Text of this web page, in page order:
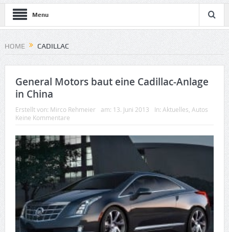
Menu
HOME CADILLAC
General Motors baut eine Cadillac-Anlage
in China
Erstellt von: Mirco Rehmeier am: 13. Juni 2013 In: Aktuelles Autos
Keine Kommentare